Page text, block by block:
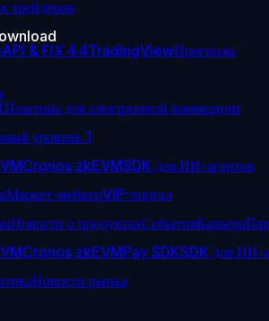
трейдеров
API & FIX 4.4TradingViewПрогнозы
Плагины для электронной коммерции
уровень 1
Cronos zkEVMSDK для ИИ-агентов
Маркет-мейкерVIP-портал
Новости о продуктахСобытияКарьера
Cronos zkEVMPay SDKSDK для ИИ-
Новости рынка